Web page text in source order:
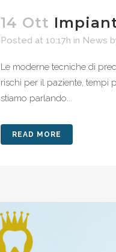
14 Ott
Posted at 10:17h in News
Le moderne tecniche di
rischi per il paziente, tempi
stiamo parlando...
READ MORE